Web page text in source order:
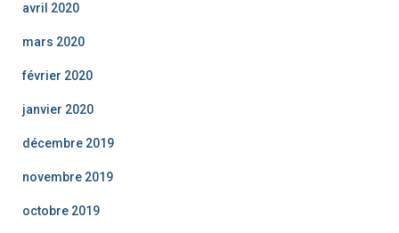
avril 2020
mars 2020
février 2020
janvier 2020
décembre 2019
novembre 2019
octobre 2019